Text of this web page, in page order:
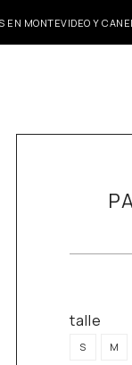
EN MONTEVIDEO Y
talle
S M